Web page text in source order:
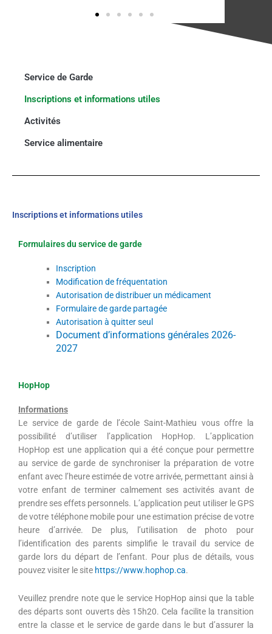
Service de Garde
Inscriptions et informations utiles
Activités
Service alimentaire
Inscriptions et informations utiles
Formulaires du service de garde
Inscription
Modification de fréquentation
Autorisation de distribuer un médicament
Formulaire de garde partagée
Autorisation à quitter seul
Document d’informations générales 2026-
2027
HopHop
Informations
Le service de garde de l’école Saint-Mathieu vous offre la
possibilité d’utiliser l’application HopHop. L’application
HopHop est une application qui a été conçue pour permettre
au service de garde de synchroniser la préparation de votre
enfant avec l’heure estimée de votre arrivée, permettant ainsi à
votre enfant de terminer calmement ses activités avant de
prendre ses effets personnels. L’application peut utiliser le GPS
de votre téléphone mobile pour une estimation précise de votre
heure d’arrivée. De plus, l’utilisation de photo pour
l’identification des parents simplifie le travail du service de
garde lors du départ de l’enfant. Pour plus de détails, vous
pouvez visiter le site https://www.hophop.ca.
Veuillez prendre note que le service HopHop ainsi que la table
des départs sont ouverts dès 15h20. Cela facilite la transition
entre la classe et le service de garde dans le but d’assurer la